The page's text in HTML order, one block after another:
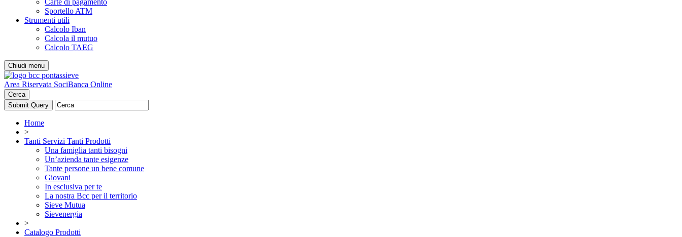
Carte di pagamento
Sportello ATM
Strumenti utili
Calcolo Iban
Calcola il mutuo
Calcolo TAEG
Chiudi menu
Area Riservata SociBanca Online
Cerca
Home
>
Tanti Servizi Tanti Prodotti
Una famiglia tanti bisogni
Un’azienda tante esigenze
Tante persone un bene comune
Giovani
In esclusiva per te
La nostra Bcc per il territorio
Sieve Mutua
Sievenergia
>
Catalogo Prodotti